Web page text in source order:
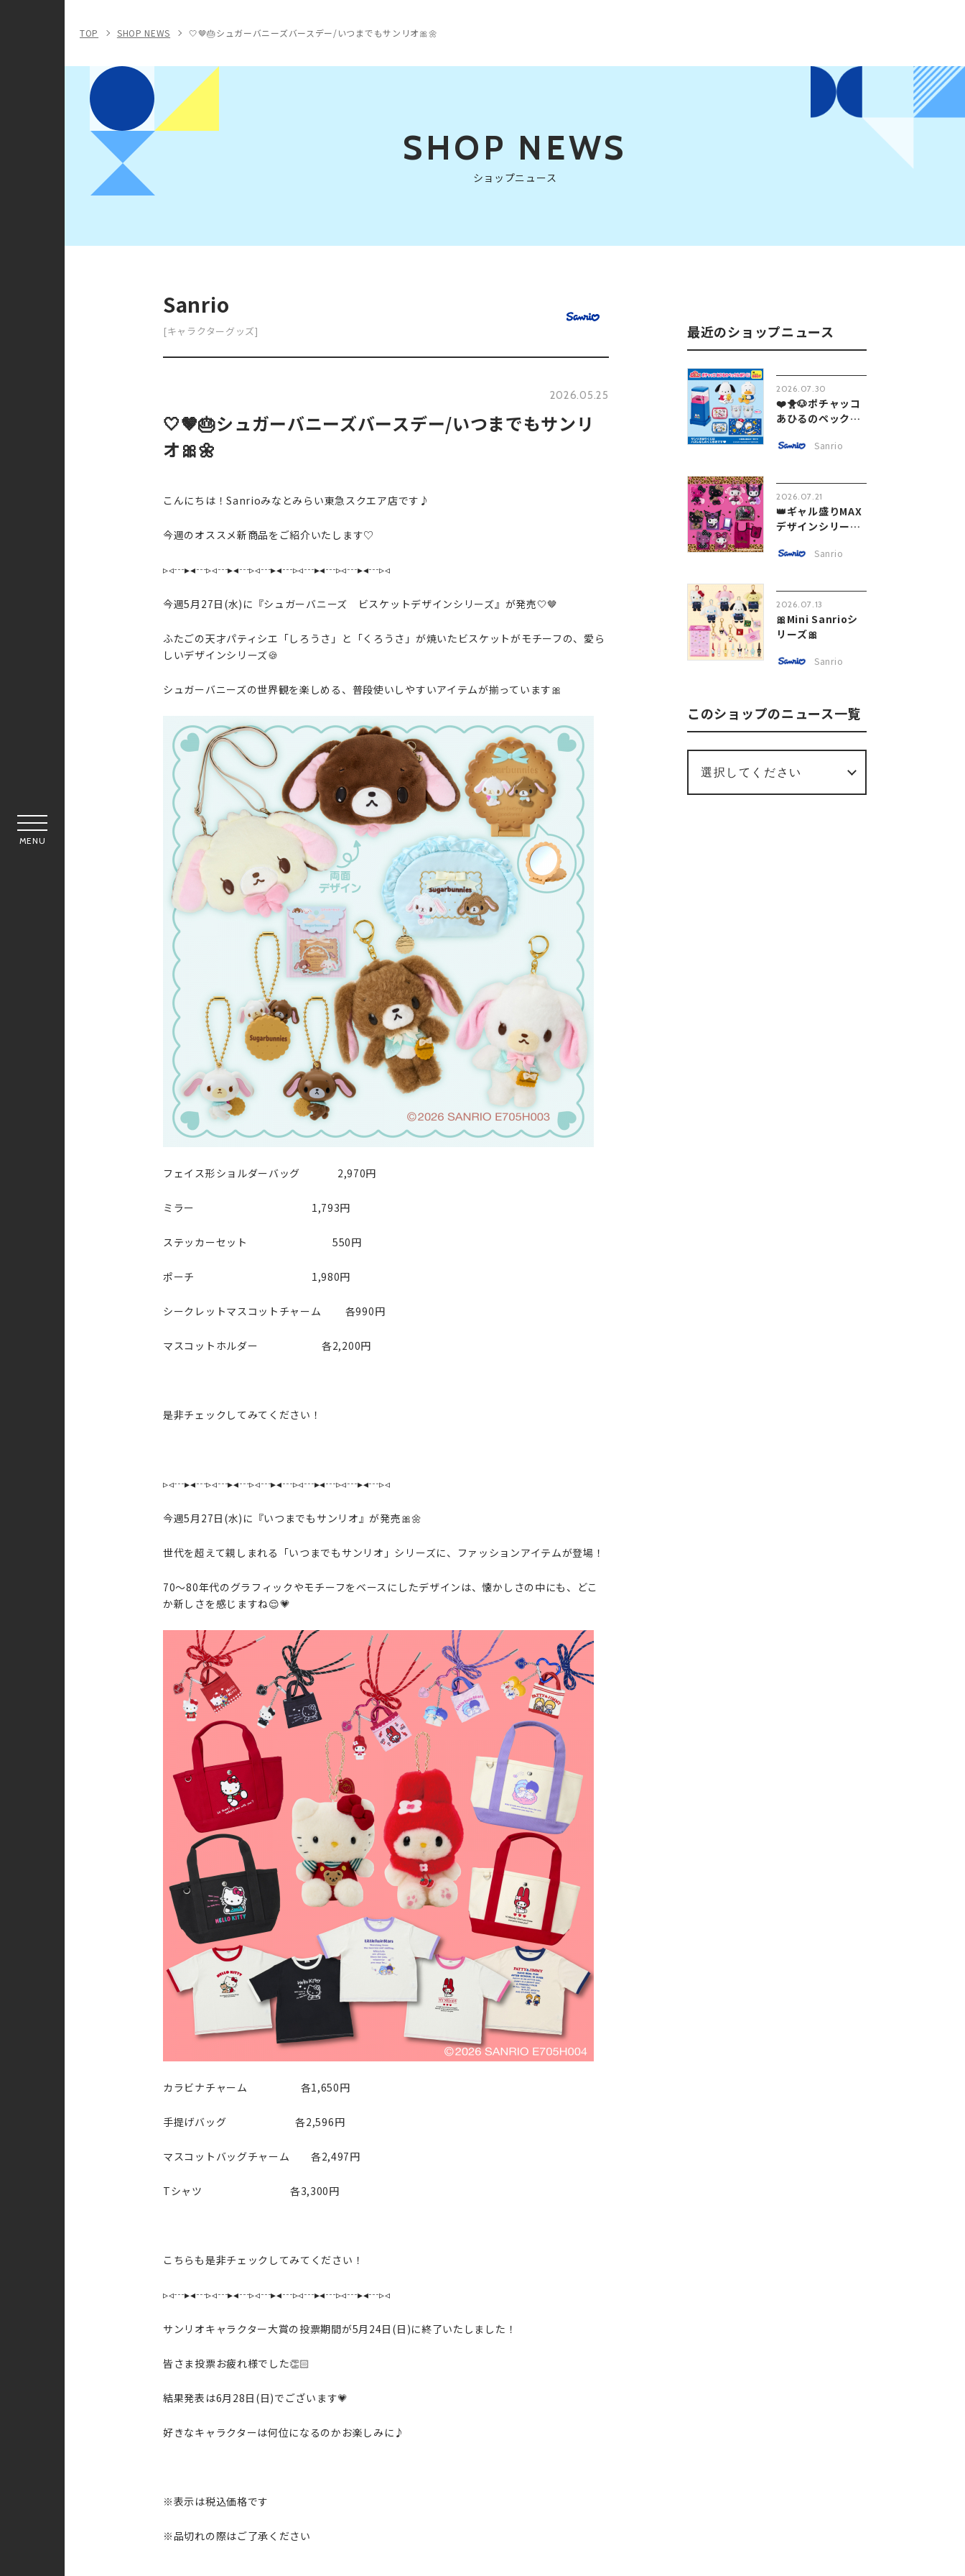
MENU
TOP SHOP NEWS 🤍🤎🎂シュガーバニーズバースデー/いつまでもサンリオ🎀🌼
SHOP NEWS
ショップニュース
Sanrio
[キャラクターグッズ]
2026.05.25
🤍🤎🎂シュガーバニーズバースデー/いつまでもサンリ
オ🎀🌼
こんにちは！Sanrioみなとみらい東急スクエア店です♪︎
今週のオススメ新商品をご紹介いたします♡
▹◃┄▸◂┄▹◃┄▸◂┄▹◃┄▸◂┄▹◃┄▸◂┄▹◃┄▸◂┄▹◃
今週5月27日(水)に『シュガーバニーズ ビスケットデザインシリーズ』が発売🤍🤎
ふたごの天才パティシエ「しろうさ」と「くろうさ」が焼いたビスケットがモチーフの、愛ら
しいデザインシリーズ🍪
シュガーバニーズの世界観を楽しめる、普段使いしやすいアイテムが揃っています🎀
フェイス形ショルダーバッグ 2,970円
ミラー 1,793円
ステッカーセット 550円
ポーチ 1,980円
シークレットマスコットチャーム 各990円
マスコットホルダー 各2,200円
是非チェックしてみてください！
▹◃┄▸◂┄▹◃┄▸◂┄▹◃┄▸◂┄▹◃┄▸◂┄▹◃┄▸◂┄▹◃
今週5月27日(水)に『いつまでもサンリオ』が発売🎀🌼
世代を超えて親しまれる「いつまでもサンリオ」シリーズに、ファッションアイテムが登場！
70～80年代のグラフィックやモチーフをベースにしたデザインは、懐かしさの中にも、どこ
か新しさを感じますね😌💗
カラビナチャーム 各1,650円
手提げバッグ 各2,596円
マスコットバッグチャーム 各2,497円
Tシャツ 各3,300円
こちらも是非チェックしてみてください！
▹◃┄▸◂┄▹◃┄▸◂┄▹◃┄▸◂┄▹◃┄▸◂┄▹◃┄▸◂┄▹◃
サンリオキャラクター大賞の投票期間が5月24日(日)に終了いたしました！
皆さま投票お疲れ様でした👏🏻
結果発表は6月28日(日)でございます💗
好きなキャラクターは何位になるのかお楽しみに♪
※表示は税込価格です
※品切れの際はご了承ください
最近のショップニュース
2026.07.30
❤️🐥🐶ポチャッコ
あひるのペック
Sanrio
2026.07.21
👑ギャル盛りMAX
デザインシリーズ
Sanrio
2026.07.13
🎀Mini Sanrioシ
リーズ🎀
Sanrio
このショップのニュース一覧